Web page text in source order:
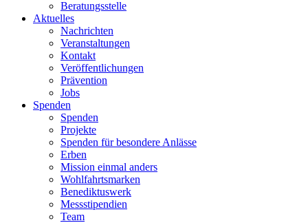
Beratungsstelle
Aktuelles
Nachrichten
Veranstaltungen
Kontakt
Veröffentlichungen
Prävention
Jobs
Spenden
Spenden
Projekte
Spenden für besondere Anlässe
Erben
Mission einmal anders
Wohlfahrtsmarken
Benediktuswerk
Messstipendien
Team